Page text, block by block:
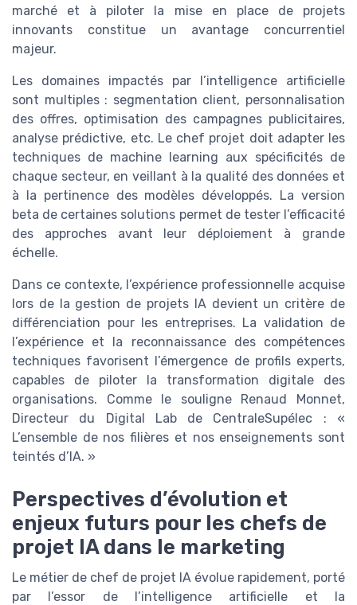
marché et à piloter la mise en place de projets
innovants constitue un avantage concurrentiel
majeur.
Les domaines impactés par l’intelligence artificielle
sont multiples : segmentation client, personnalisation
des offres, optimisation des campagnes publicitaires,
analyse prédictive, etc. Le chef projet doit adapter les
techniques de machine learning aux spécificités de
chaque secteur, en veillant à la qualité des données et
à la pertinence des modèles développés. La version
beta de certaines solutions permet de tester l’efficacité
des approches avant leur déploiement à grande
échelle.
Dans ce contexte, l’expérience professionnelle acquise
lors de la gestion de projets IA devient un critère de
différenciation pour les entreprises. La validation de
l’expérience et la reconnaissance des compétences
techniques favorisent l’émergence de profils experts,
capables de piloter la transformation digitale des
organisations. Comme le souligne Renaud Monnet,
Directeur du Digital Lab de CentraleSupélec : «
L’ensemble de nos filières et nos enseignements sont
teintés d’IA. »
Perspectives d’évolution et
enjeux futurs pour les chefs de
projet IA dans le marketing
Le métier de chef de projet IA évolue rapidement, porté
par l’essor de l’intelligence artificielle et la